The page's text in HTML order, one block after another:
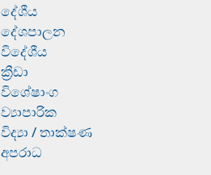
දේශීය
දේශපාලන
විදේශීය
ක්‍රීඩා
විශේෂාංග
ව්‍යාපාරික
විද්‍යා / තාක්ෂණ
අපරාධ